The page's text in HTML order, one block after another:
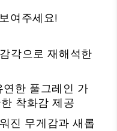
여주세요!
각으로 재해석한
연한 풀그레인 가
착화감 제공
진 무게감과 새롭